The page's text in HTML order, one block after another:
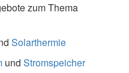
zum Thema
Solarthermie
und Stromspeicher